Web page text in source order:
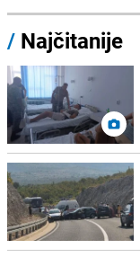
/ Najčitanije